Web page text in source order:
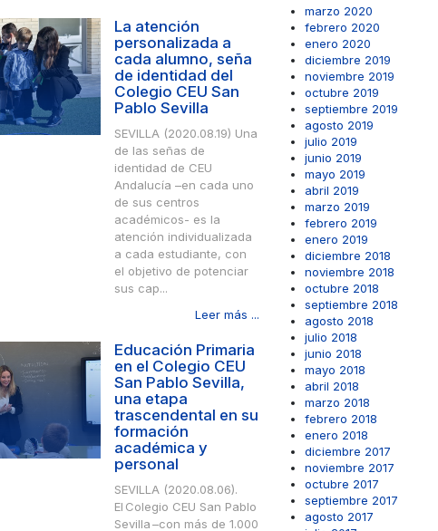
La atención
personalizada a
cada alumno, seña
de identidad del
Colegio CEU San
Pablo Sevilla
SEVILLA (2020.08.19) Una
de las señas de
identidad de CEU
Andalucía –en cada uno
de sus centros
académicos- es la
atención individualizada
a cada estudiante, con
el objetivo de potenciar
sus cap...
Leer más ...
Educación Primaria
en el Colegio CEU
San Pablo Sevilla,
una etapa
trascendental en su
formación
académica y
personal
SEVILLA (2020.08.06).
El Colegio CEU San Pablo
Sevilla –con más de 1.000
marzo 2020
febrero 2020
enero 2020
diciembre 2019
noviembre 2019
octubre 2019
septiembre 2019
agosto 2019
julio 2019
junio 2019
mayo 2019
abril 2019
marzo 2019
febrero 2019
enero 2019
diciembre 2018
noviembre 2018
octubre 2018
septiembre 2018
agosto 2018
julio 2018
junio 2018
mayo 2018
abril 2018
marzo 2018
febrero 2018
enero 2018
diciembre 2017
noviembre 2017
octubre 2017
septiembre 2017
agosto 2017